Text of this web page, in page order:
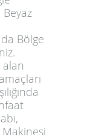
Beyaz
Bölge
alan
Makinesi